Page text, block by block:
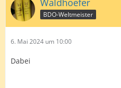
Waldhoefer
BDO-Weltmeister
6. Mai 2024 um 10:00
Dabei